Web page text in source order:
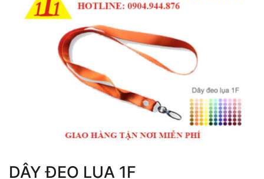
DÂY ĐEO LỤA 1F